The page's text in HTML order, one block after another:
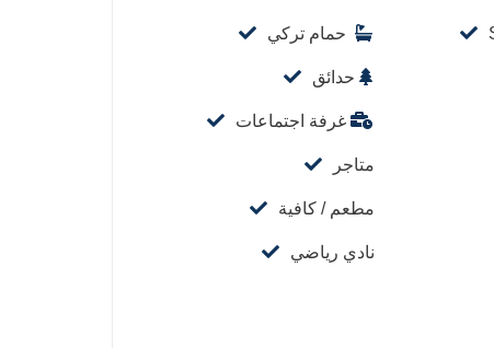
حمام تركي
حدائق
غرفة اجتماعات
متاجر
مطعم / كافية
نادي رياضي